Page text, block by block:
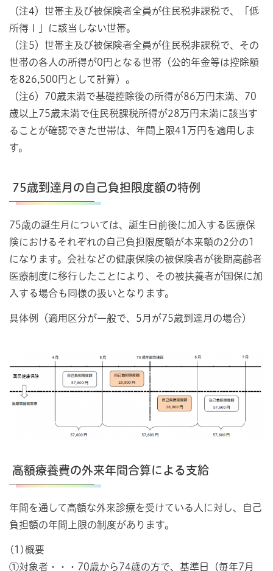
（注4）世帯主及び被保険者全員が住民税非課税で、「低
所得Ⅰ」に該当しない世帯。
（注5）世帯主及び被保険者全員が住民税非課税で、その
世帯の各人の所得が0円となる世帯（公的年金等は控除額
を826,500円として計算）。
（注6）70歳未満で基礎控除後の所得が86万円未満、70
歳以上75歳未満で住民税課税所得が28万円未満に該当す
ることが確認できた世帯は、年間上限41万円を適用しま
す。
75歳到達月の自己負担限度額の特例
75歳の誕生月については、誕生日前後に加入する医療保
険におけるそれぞれの自己負担限度額が本来額の2分の1
になります。会社などの健康保険の被保険者が後期高齢者
医療制度に移行したことにより、その被扶養者が国保に加
入する場合も同様の扱いとなります。
具体例（適用区分が一般で、5月が75歳到達月の場合）
高額療養費の外来年間合算による支給
年間を通して高額な外来診療を受けている人に対し、自己
負担額の年間上限の制度があります。
(1)概要
①対象者・・・70歳から74歳の方で、基準日（毎年7月